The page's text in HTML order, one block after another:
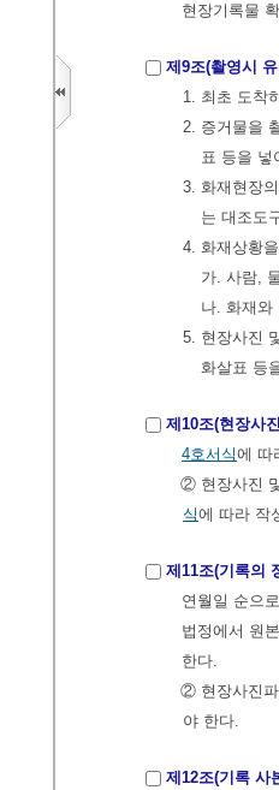
현장기록물
제9조(촬영시
1. 최초 도착
2. 증거물을
표 등을
3. 화재현장
는 대조도
4. 화재상황
가. 사람,
나. 화재와
5. 현장사진
화살표 등
제10조(현장사
4호서식에 따
② 현장사진
식에 따라 작
제11조(기록의
연월일 순으
법정에서 원
한다.
② 현장사진파
야 한다.
제12조(기록 사